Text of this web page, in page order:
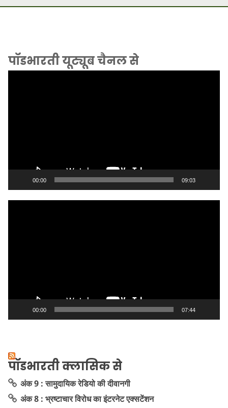
पॉडभारती यूट्यूब चैनल से
00:00 09:03
00:00 07:44
पॉडभारती क्लासिक से
अंक 9 : सामुदायिक रेडियो की दीवानगी
अंक 8 : भ्रष्टाचार विरोध का इंटरनेट एक्सटेंशन